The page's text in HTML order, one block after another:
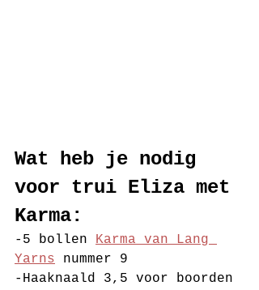
Wat heb je nodig
voor trui Eliza met
Karma:
-5 bollen Karma van Lang
Yarns nummer 9
-Haaknaald 3,5 voor boorden